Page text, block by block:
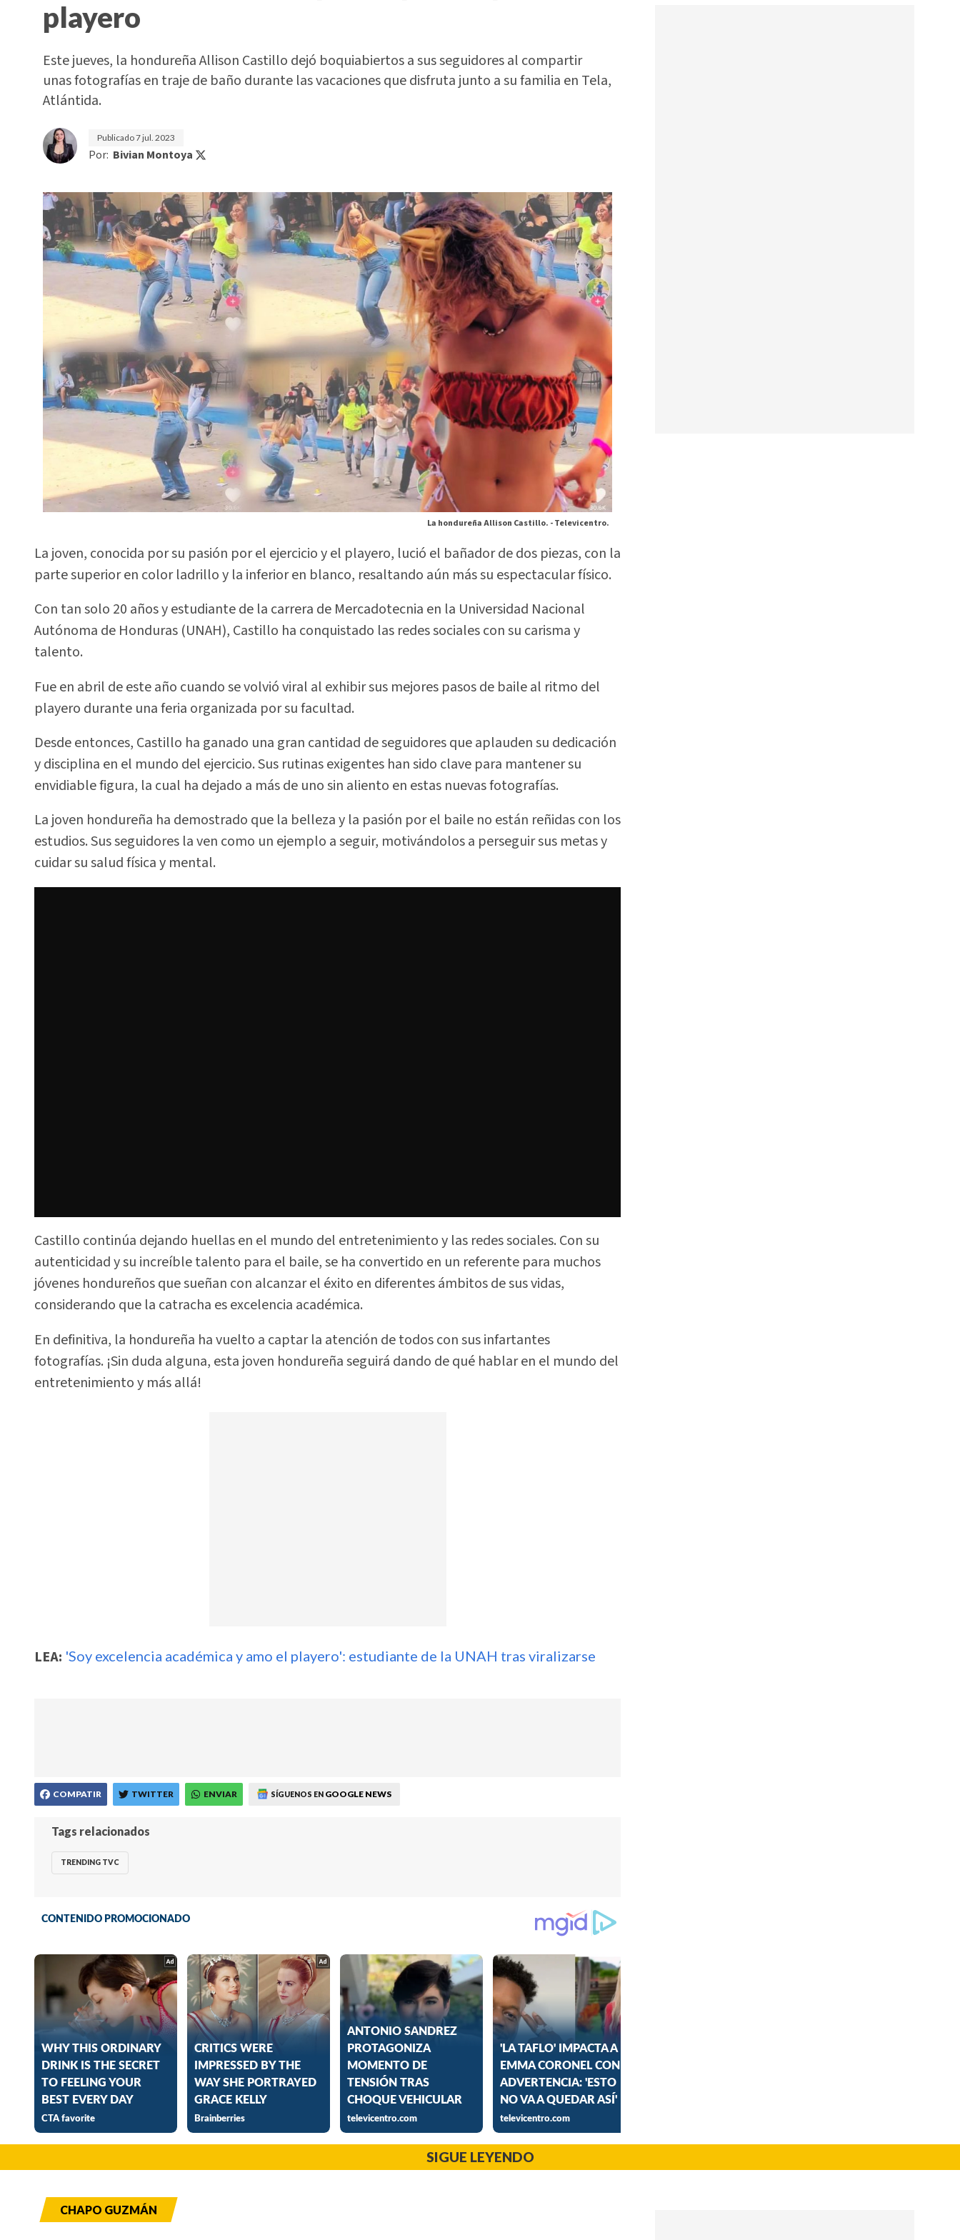
playero
Este jueves, la hondureña Allison Castillo dejó boquiabiertos a sus seguidores al compartir
unas fotografías en traje de baño durante las vacaciones que disfruta junto a su familia en Tela,
Atlántida.
Publicado7 jul. 2023
Por: Bivian Montoya
La hondureña Allison Castillo. -Televicentro.
La joven, conocida por su pasión por el ejercicio y el playero, lució el bañador de dos piezas, con la
parte superior en color ladrillo y la inferior en blanco, resaltando aún más su espectacular físico.
Con tan solo 20 años y estudiante de la carrera de Mercadotecnia en la Universidad Nacional
Autónoma de Honduras (UNAH), Castillo ha conquistado las redes sociales con su carisma y
talento.
Fue en abril de este año cuando se volvió viral al exhibir sus mejores pasos de baile al ritmo del
playero durante una feria organizada por su facultad.
Desde entonces, Castillo ha ganado una gran cantidad de seguidores que aplauden su dedicación
y disciplina en el mundo del ejercicio. Sus rutinas exigentes han sido clave para mantener su
envidiable figura, la cual ha dejado a más de uno sin aliento en estas nuevas fotografías.
La joven hondureña ha demostrado que la belleza y la pasión por el baile no están reñidas con los
estudios. Sus seguidores la ven como un ejemplo a seguir, motivándolos a perseguir sus metas y
cuidar su salud física y mental.
Castillo continúa dejando huellas en el mundo del entretenimiento y las redes sociales. Con su
autenticidad y su increíble talento para el baile, se ha convertido en un referente para muchos
jóvenes hondureños que sueñan con alcanzar el éxito en diferentes ámbitos de sus vidas,
considerando que la catracha es excelencia académica.
En definitiva, la hondureña ha vuelto a captar la atención de todos con sus infartantes
fotografías. ¡Sin duda alguna, esta joven hondureña seguirá dando de qué hablar en el mundo del
entretenimiento y más allá!
LEA: 'Soy excelencia académica y amo el playero': estudiante de la UNAH tras viralizarse
COMPATIR TWITTER ENVIAR SÍGUENOS EN GOOGLE NEWS
Tags relacionados
TRENDING TVC
SIGUE LEYENDO
CHAPO GUZMÁN